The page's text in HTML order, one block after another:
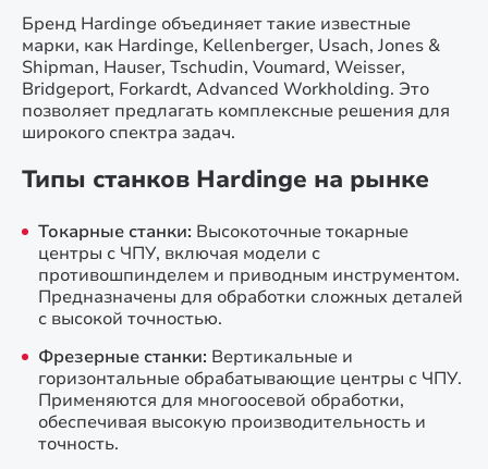
Бренд Hardinge объединяет такие известные
марки, как Hardinge, Kellenberger, Usach, Jones &
Shipman, Hauser, Tschudin, Voumard, Weisser,
Bridgeport, Forkardt, Advanced Workholding. Это
позволяет предлагать комплексные решения для
широкого спектра задач.
Типы станков Hardinge на рынке
Токарные станки: Высокоточные токарные
центры с ЧПУ, включая модели с
противошпинделем и приводным инструментом.
Предназначены для обработки сложных деталей
с высокой точностью.
Фрезерные станки: Вертикальные и
горизонтальные обрабатывающие центры с ЧПУ.
Применяются для многоосевой обработки,
обеспечивая высокую производительность и
точность.